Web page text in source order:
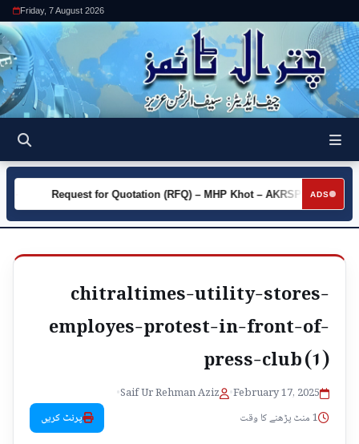
Friday, 7 August 2026
ADS
►
Request for Quotation (RFQ) – MHP Khot – AKRSP
chitraltimes-utility-stores-
employes-protest-in-front-of-
press-club (1)
February 17, 2025
•
Saif Ur Rehman Aziz
•
1 منٹ پڑھنے کا وقت
پرنٹ کریں